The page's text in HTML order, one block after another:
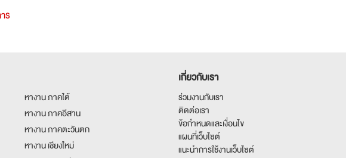
ร
หางาน ภาคใต้
หางาน ภาคอีสาน
หางาน ภาคตะวันตก
หางาน เชียงใหม่
เกี่ยวกับเรา
ร่วมงานกับเรา
ติดต่อเรา
ข้อกำหนดและเงื่อนไข
แผนที่เว็บไซต์
แนะนำการใช้งานเว็บไซต์